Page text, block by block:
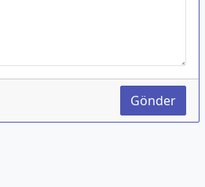
Gönder